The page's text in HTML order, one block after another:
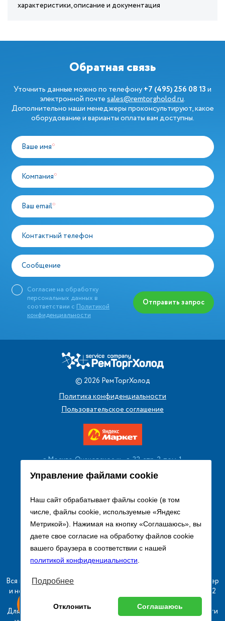
Управление файлами cookie
Наш сайт обрабатывает файлы cookie (в том
числе, файлы cookie, используемые «Яндекс
Метрикой»). Нажимая на кнопку «Соглашаюсь», вы
даете свое согласие на обработку файлов cookie
вашего браузера в соответствии с нашей
политикой конфиденциальности.
Подробнее
Отклонить Соглашаюсь
характеристики, описание и документация
Обратная связь
Уточнить данные можно по телефону+7 (495) 256 08 13и
электронной почтеsales@remtorgholod.ru.
Дополнительно наши менеджеры проконсультируют, какое
оборудование и варианты оплаты вам доступны.
Ваше имя*
Компания*
Ваш email*
Контактный телефон
Сообщение
Согласие на обработку
персональных данных в
соответствии с Политикой
конфиденциальности
Отправить запрос
© 2026 РемТоргХолод
Политика конфиденциальности
Пользовательское соглашение
г. Москва, Очаковское ш., д. 32, стр. 2, пом. 1
+7 (495) 256 08 13
Заказать звонок
sales@remtorgholod.ru
Разработка и продвижение сайта
Вся информация на сайте о товарах носит справочный характер
и не является публичной офертой в соответствии с пунктом 2
статьи 437 ГК РФ.
Для получения подробной информации о наличии и стоимости
оборудование
Оставь заявку